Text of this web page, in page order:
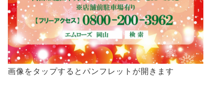
画像をタップするとパンフレットが開きます